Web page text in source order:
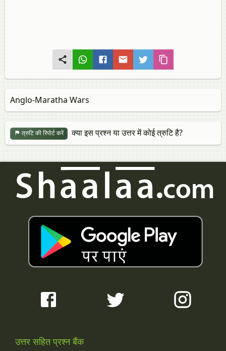
Anglo-Maratha Wars
त्रुटि की रिपोर्ट करें क्या इस प्रश्न या उत्तर में कोई त्रुटि है?
उत्तर सहित प्रश्न बैंक